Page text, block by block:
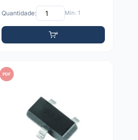
Quantidade: Mín: 1
PDF